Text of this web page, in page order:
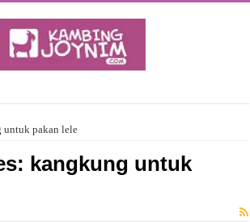
untuk pakan lele
kangkung untuk